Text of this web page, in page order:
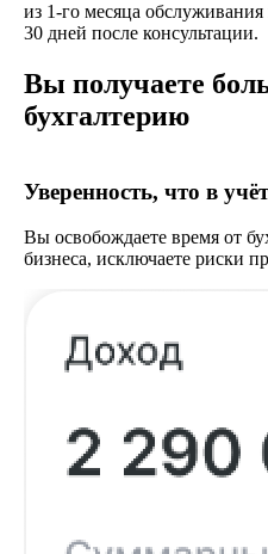
из 1-го месяца
30 дней после консультации.
Вы получаете
бухгалтерию
Уверенность, что в
Вы освобождаете время от
бизнеса, исключаете риски